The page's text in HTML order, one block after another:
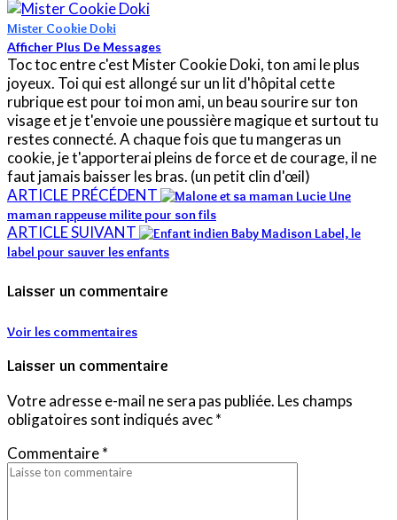
Mister Cookie Doki
Afficher Plus De Messages
Toc toc entre c'est Mister Cookie Doki, ton ami le plus
joyeux. Toi qui est allongé sur un lit d'hôpital cette
rubrique est pour toi mon ami, un beau sourire sur ton
visage et je t'envoie une poussière magique et surtout tu
restes connecté. A chaque fois que tu mangeras un
cookie, je t'apporterai pleins de force et de courage, il ne
faut jamais baisser les bras. (un petit clin d'œil)
ARTICLE PRÉCÉDENT
Une
maman rappeuse milite pour son fils
ARTICLE SUIVANT
Baby Madison Label, le
label pour sauver les enfants
Laisser un commentaire
Voir les commentaires
Laisser un commentaire
Votre adresse e-mail ne sera pas publiée. Les champs
obligatoires sont indiqués avec*
Commentaire*